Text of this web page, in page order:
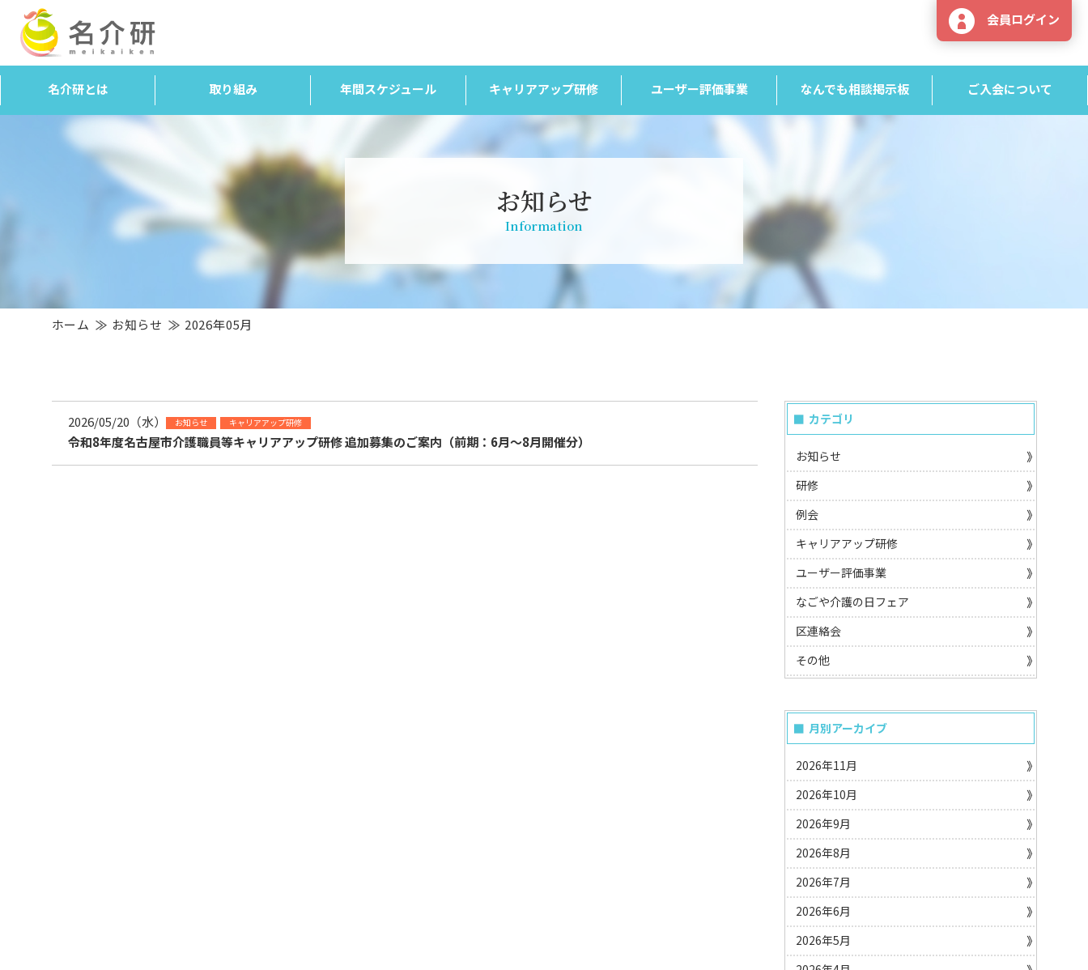
会員ログイン
名介研とは 取り組み 年間スケジュール キャリアアップ研修 ユーザー評価事業 なんでも相談掲示板 ご入会について
お知らせ
Information
ホーム お知らせ 2026年05月
2026/05/20（水） お知らせ キャリアアップ研修
令和8年度名古屋市介護職員等キャリアアップ研修 追加募集のご案内（前期：6月～8月開催分）
カテゴリ
お知らせ
研修
例会
キャリアアップ研修
ユーザー評価事業
なごや介護の日フェア
区連絡会
その他
月別アーカイブ
2026年11月
2026年10月
2026年9月
2026年8月
2026年7月
2026年6月
2026年5月